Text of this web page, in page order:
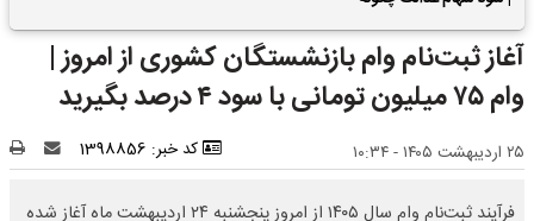
محاسبه می شود؟
آغاز ثبت‌نام وام بازنشستگان کشوری از امروز |
وام ۷۵ میلیون تومانی با سود ۴ درصد بگیرید
۲۵ اردیبهشت ۱۴۰۵ - ۱۰:۳۴ کد خبر: 1398856
فرآیند ثبت‌نام وام سال ۱۴۰۵ از امروز پنجشنبه ۲۴ اردیبهشت ماه آغاز شده